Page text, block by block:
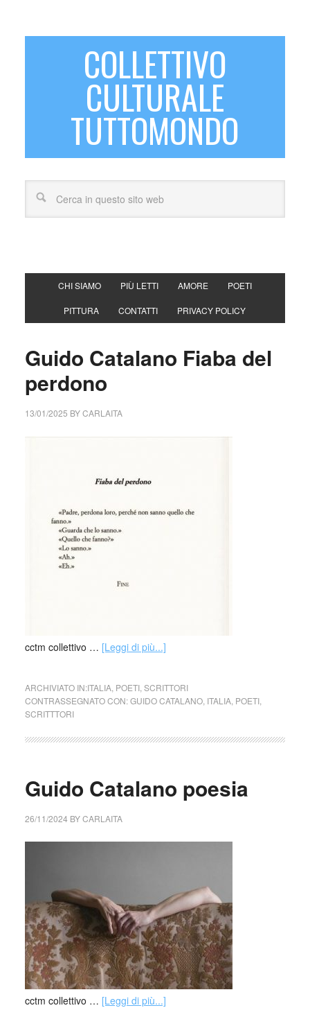
COLLETTIVO
CULTURALE
TUTTOMONDO
CHI SIAMO PIÙ LETTI AMORE POETI
PITTURA CONTATTI PRIVACY POLICY
Guido Catalano Fiaba del
perdono
13/01/2025 BYCARLAITA
cctm collettivo … [Leggi di più...]
ARCHIVIATO IN:ITALIA, POETI, SCRITTORI
CONTRASSEGNATO CON:GUIDO CATALANO, ITALIA, POETI,
SCRITTTORI
Guido Catalano poesia
26/11/2024 BYCARLAITA
cctm collettivo … [Leggi di più...]